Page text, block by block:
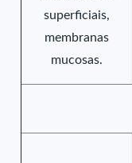
superficiais,
membranas
mucosas.